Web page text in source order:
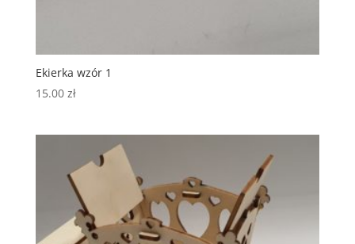
Ekierka wzór 1
15.00 zł